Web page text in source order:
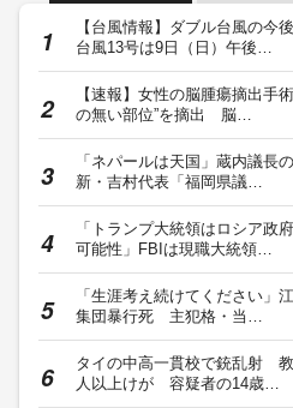
【台風情報】ダブル台風の今
台風13号は9日（日）午後…
【速報】女性の脳腫瘍摘出手
の無い部位”を摘出 脳…
「ネパールは天国」蔵内議
新・吉村代表「福岡県議…
「トランプ大統領はロシア政
可能性」FBIは現職大統領…
「生涯考え続けてください」
集団暴行死 主犯格・当…
タイの中高一貫校で銃乱射
人以上けが 容疑者の14歳…